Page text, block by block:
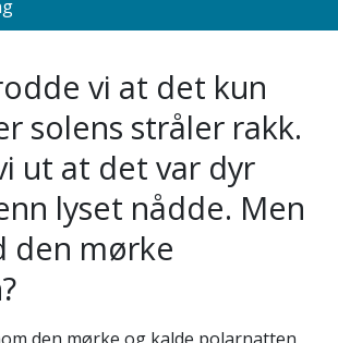
vi at det kun
solens stråler rakk.
ut at det var dyr
lyset nådde. Men
den mørke